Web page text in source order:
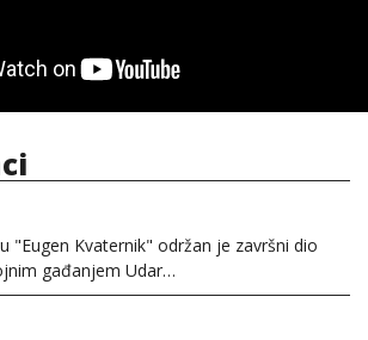
"Eugen Kvaternik" održan je završni dio
gađanjem Udar…